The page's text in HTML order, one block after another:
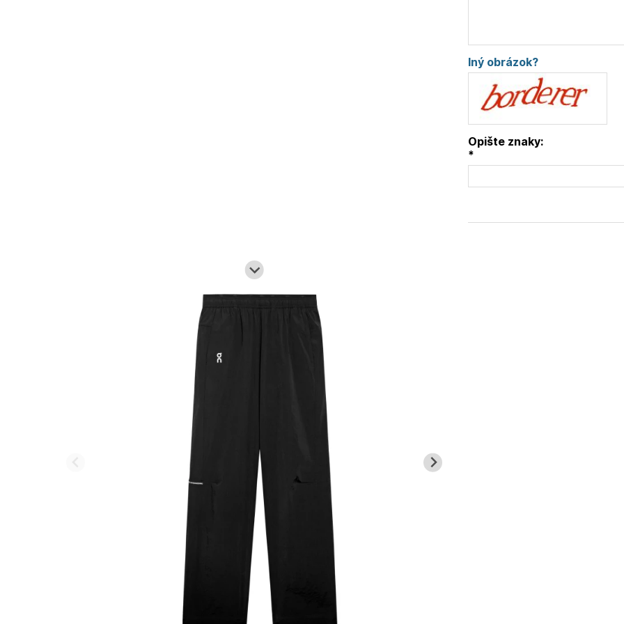
Iný obrázok?
Opište znaky:
*